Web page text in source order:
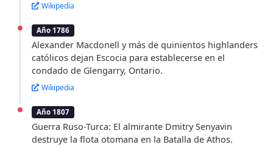
Wikipedia
Año 1786
Alexander Macdonell y más de quinientos highlanders
católicos dejan Escocia para establecerse en el
condado de Glengarry, Ontario.
Wikipedia
Año 1807
Guerra Ruso-Turca: El almirante Dmitry Senyavin
destruye la flota otomana en la Batalla de Athos.